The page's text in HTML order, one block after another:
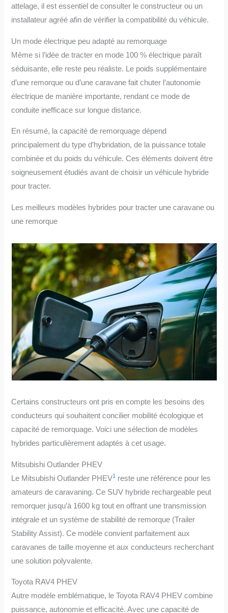
attelage, il est essentiel de consulter le constructeur ou un
installateur agréé afin de vérifier la compatibilité du véhicule.
Un mode électrique peu adapté au remorquage
Même si l’idée de tracter en mode 100 % électrique paraît
séduisante, elle reste peu réaliste. Le poids supplémentaire
d’une remorque ou d’une caravane fait chuter l’autonomie
électrique de manière importante, rendant ce mode de
conduite inefficace sur longue distance.
En résumé, la capacité de remorquage dépend
principalement du type d’hybridation, de la puissance totale
combinée et du poids du véhicule. Ces éléments doivent être
soigneusement étudiés avant de choisir un véhicule hybride
pour tracter.
Les meilleurs modèles hybrides pour tracter une caravane ou
une remorque
Certains constructeurs ont pris en compte les besoins des
conducteurs qui souhaitent concilier mobilité écologique et
capacité de remorquage. Voici une sélection de modèles
hybrides particulièrement adaptés à cet usage.
Mitsubishi Outlander PHEV
Le Mitsubishi Outlander PHEV1
reste une référence pour les
amateurs de caravaning. Ce SUV hybride rechargeable peut
remorquer jusqu’à 1600 kg tout en offrant une transmission
intégrale et un système de stabilité de remorque (Trailer
Stability Assist). Ce modèle convient parfaitement aux
caravanes de taille moyenne et aux conducteurs recherchant
une solution polyvalente.
Toyota RAV4 PHEV
Autre modèle emblématique, le Toyota RAV4 PHEV combine
puissance, autonomie et efficacité. Avec une capacité de